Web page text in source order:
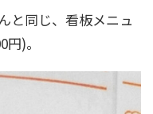
と同じ、看板メニュ
)。